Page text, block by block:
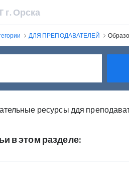
Орска
ДЛЯ ПРЕПОДАВАТЕЛЕЙ
ресурсы ддя
в этом разделе: